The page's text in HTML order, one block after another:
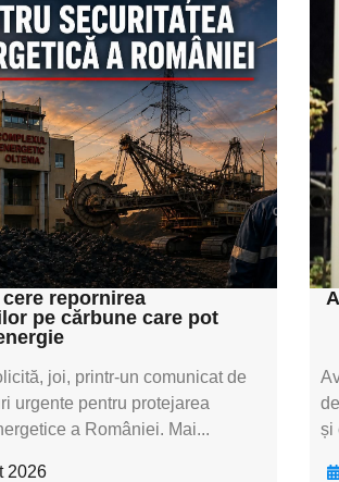
aici textul
aici
pentru
aici
pentru
aici
pentru subti
cere repornirea
pe cărbune care pot
joi, printr-un comunicat de
urgente pentru protejarea
a României. Mai...
2026
și